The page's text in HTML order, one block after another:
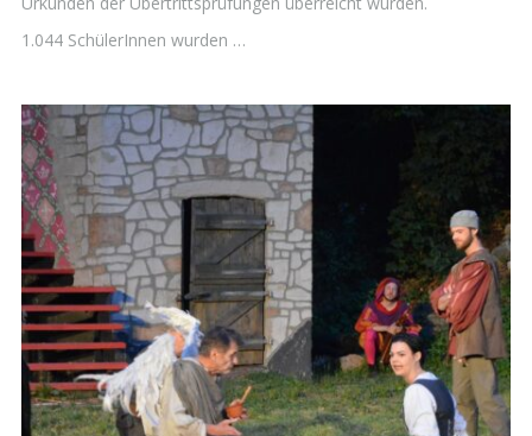
1.044 SchülerInnen wurden …